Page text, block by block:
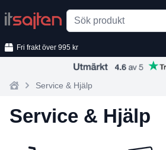
Search
Fri frakt över 995 kr
Service & Hjälp
Service & Hjälp